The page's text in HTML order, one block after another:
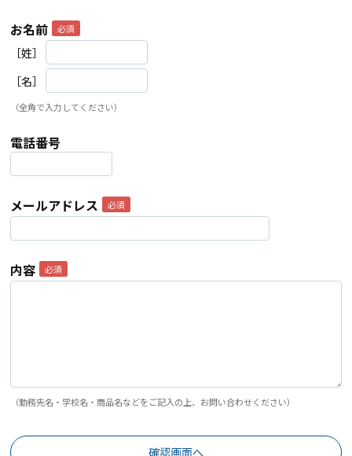
お名前
［姓］
［名］
（全角で入力してください）
電話番号
メールアドレス
内容
（勤務先名・学校名・商品名などをご記入の上、お問い合わせください）